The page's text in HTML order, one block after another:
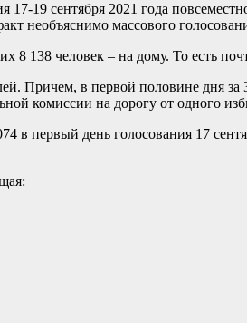
19 сентября 2021 года
необъяснимо массового
8 138 человек – на дому. То есть
в первой половине дня за
комиссии на дорогу от одного
первый день голосования 17